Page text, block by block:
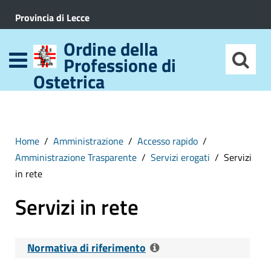
Provincia di Lecce
Ordine della
Professione di
Ostetrica
Home Amministrazione
Accesso rapido
Amministrazione Trasparente
Servizi erogati
Servizi
in rete
Servizi in rete
Normativa di riferimento